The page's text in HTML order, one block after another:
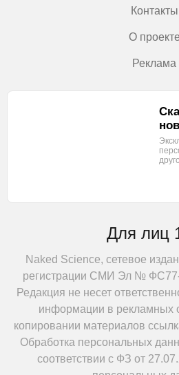
Контакты
О проекте
Реклама
Для лиц
Naked Science, сетевое
регистрации СМИ Эл № ФС77-
Редакция не несет
информации в рекламных
копировании материалов
Обработка персональных
соответствии с ФЗ от